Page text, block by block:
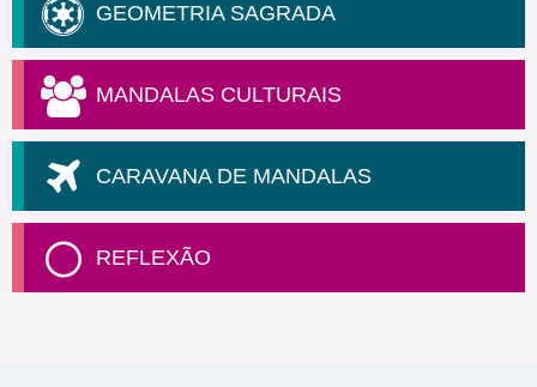
GEOMETRIA SAGRADA
MANDALAS CULTURAIS
CARAVANA DE MANDALAS
REFLEXÃO